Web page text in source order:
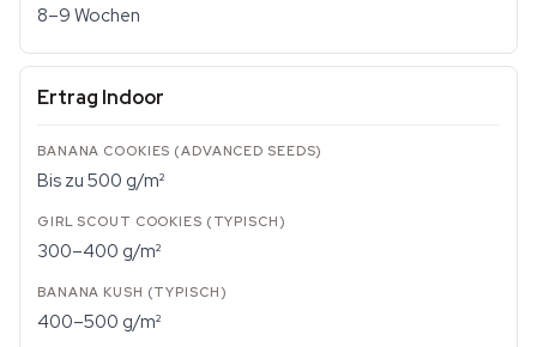
8–9 Wochen
Ertrag Indoor
Bis zu 500 g/m²
300–400 g/m²
400–500 g/m²